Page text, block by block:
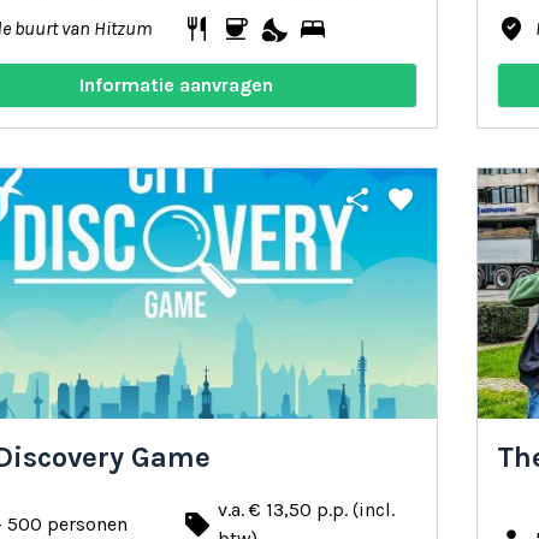
buurt van Hitzum restaurant coffee nights_stay bed
Informatie aanvragen
where_to_vote
share favorite
Game
500 personen local_offer v.a. € 13,50 p.p. (incl.